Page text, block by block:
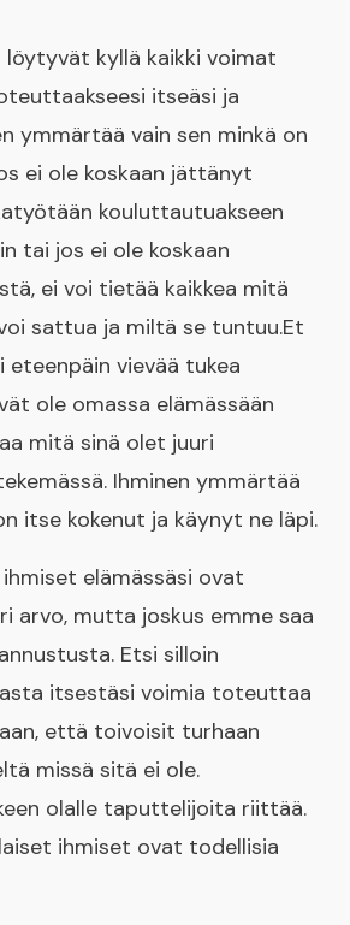
kyllä kaikki voimat
itseäsi ja
ymmärtää vain sen minkä on
ei ole koskaan jättänyt
kouluttautuakseen
tai jos ei ole koskaan
ei voi tietää kaikkea mitä
sattua ja miltä se tuntuu.Et
vievää tukea
ole omassa elämässään
mitä sinä olet juuri
Ihminen ymmärtää
itse kokenut ja käynyt ne läpi.
elämässäsi ovat
arvo, mutta joskus emme saa
Etsi silloin
itsestäsi voimia toteuttaa
että toivoisit turhaan
missä sitä ei ole.
olalle taputtelijoita riittää.
ihmiset ovat todellisia